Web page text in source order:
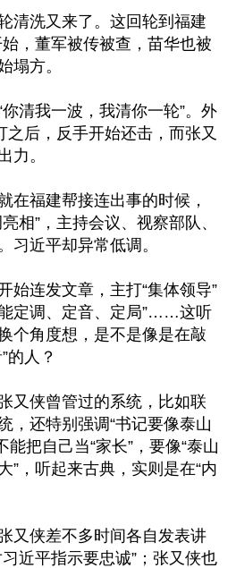
清洗又来了。这回轮到福建
，董军被传被查，苗华也被
塌方。
清我一波，我清你一轮”。外
之后，反手开始还击，而张又
力。
在福建帮接连出事的时候，
相”，主持会议、视察部队、
习近平却异常低调。
始连发文章，主打“集体领导”
能定调、定音、定局”……这听
个角度想，是不是像是在敲
的人？
又侠曾管过的系统，比如联
，还特别强调“书记要像泰山
能把自己当“家长”，要像“泰山
”，听起来古典，实则是在“内
又侠差不多时间各自发表讲
近平指示要忠诚”；张又侠也